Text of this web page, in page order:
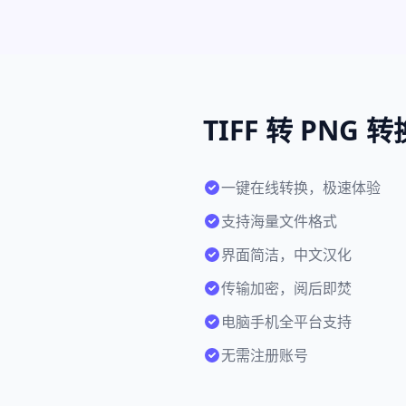
TIFF 转 PNG 转
一键在线转换，极速体验
支持海量文件格式
界面简洁，中文汉化
传输加密，阅后即焚
电脑手机全平台支持
无需注册账号